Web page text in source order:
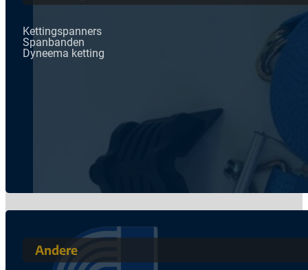
Kettingspanners
Spanbanden
Dyneema ketting
Andere